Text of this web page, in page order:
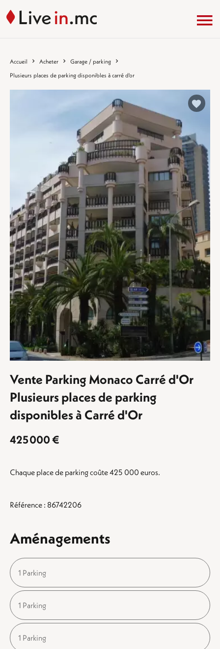
Accueil Acheter
Garage / parking
Plusieurs places de parking disponibles à carré d'or
Vente Parking Monaco Carré d'Or
Plusieurs places de parking
disponibles à Carré d'Or
425 000 €
Chaque place de parking coûte 425 000 euros.
Référence : 86742206
Aménagements
1 Parking
1 Parking
1 Parking